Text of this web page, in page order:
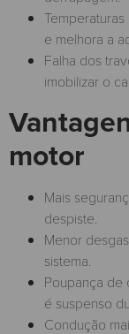
e melhora a
Falha dos
imobilizar o
motor
​Mais
despiste.
Menor
sistema.
Poupança de
é suspenso
Condução